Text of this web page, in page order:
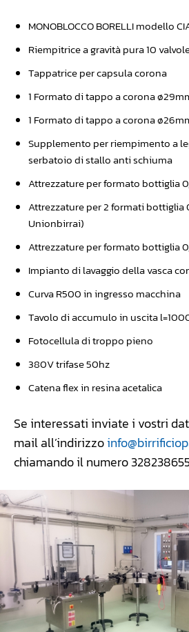
MONOBLOCCO BORELLI modello
Riempitrice a gravità pura 10
Tappatrice per capsula corona
1 Formato di tappo a corona
1 Formato di tappo a corona
Supplemento per riempimento a
serbatoio di stallo anti schiuma
Attrezzature per formato bottiglia
Attrezzature per 2 formati bottiglia
Unionbirrai)
Attrezzature per formato bottiglia
Impianto di lavaggio della vasca
Curva R500 in ingresso macchina
Tavolo di accumulo in uscita
Fotocellula di troppo pieno
380V trifase 50hz
Catena flex in resina acetalica
Se interessati inviate i vostri
mail all’indirizzo
chiamando il numero